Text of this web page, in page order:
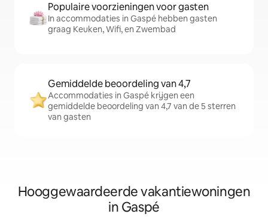
Populaire voorzieningen voor gasten
In accommodaties in Gaspé hebben gasten
graag Keuken, Wifi, en Zwembad
Gemiddelde beoordeling van 4,7
Accommodaties in Gaspé krijgen een
gemiddelde beoordeling van 4,7 van de 5 sterren
van gasten
Hooggewaardeerde vakantiewoningen
in Gaspé